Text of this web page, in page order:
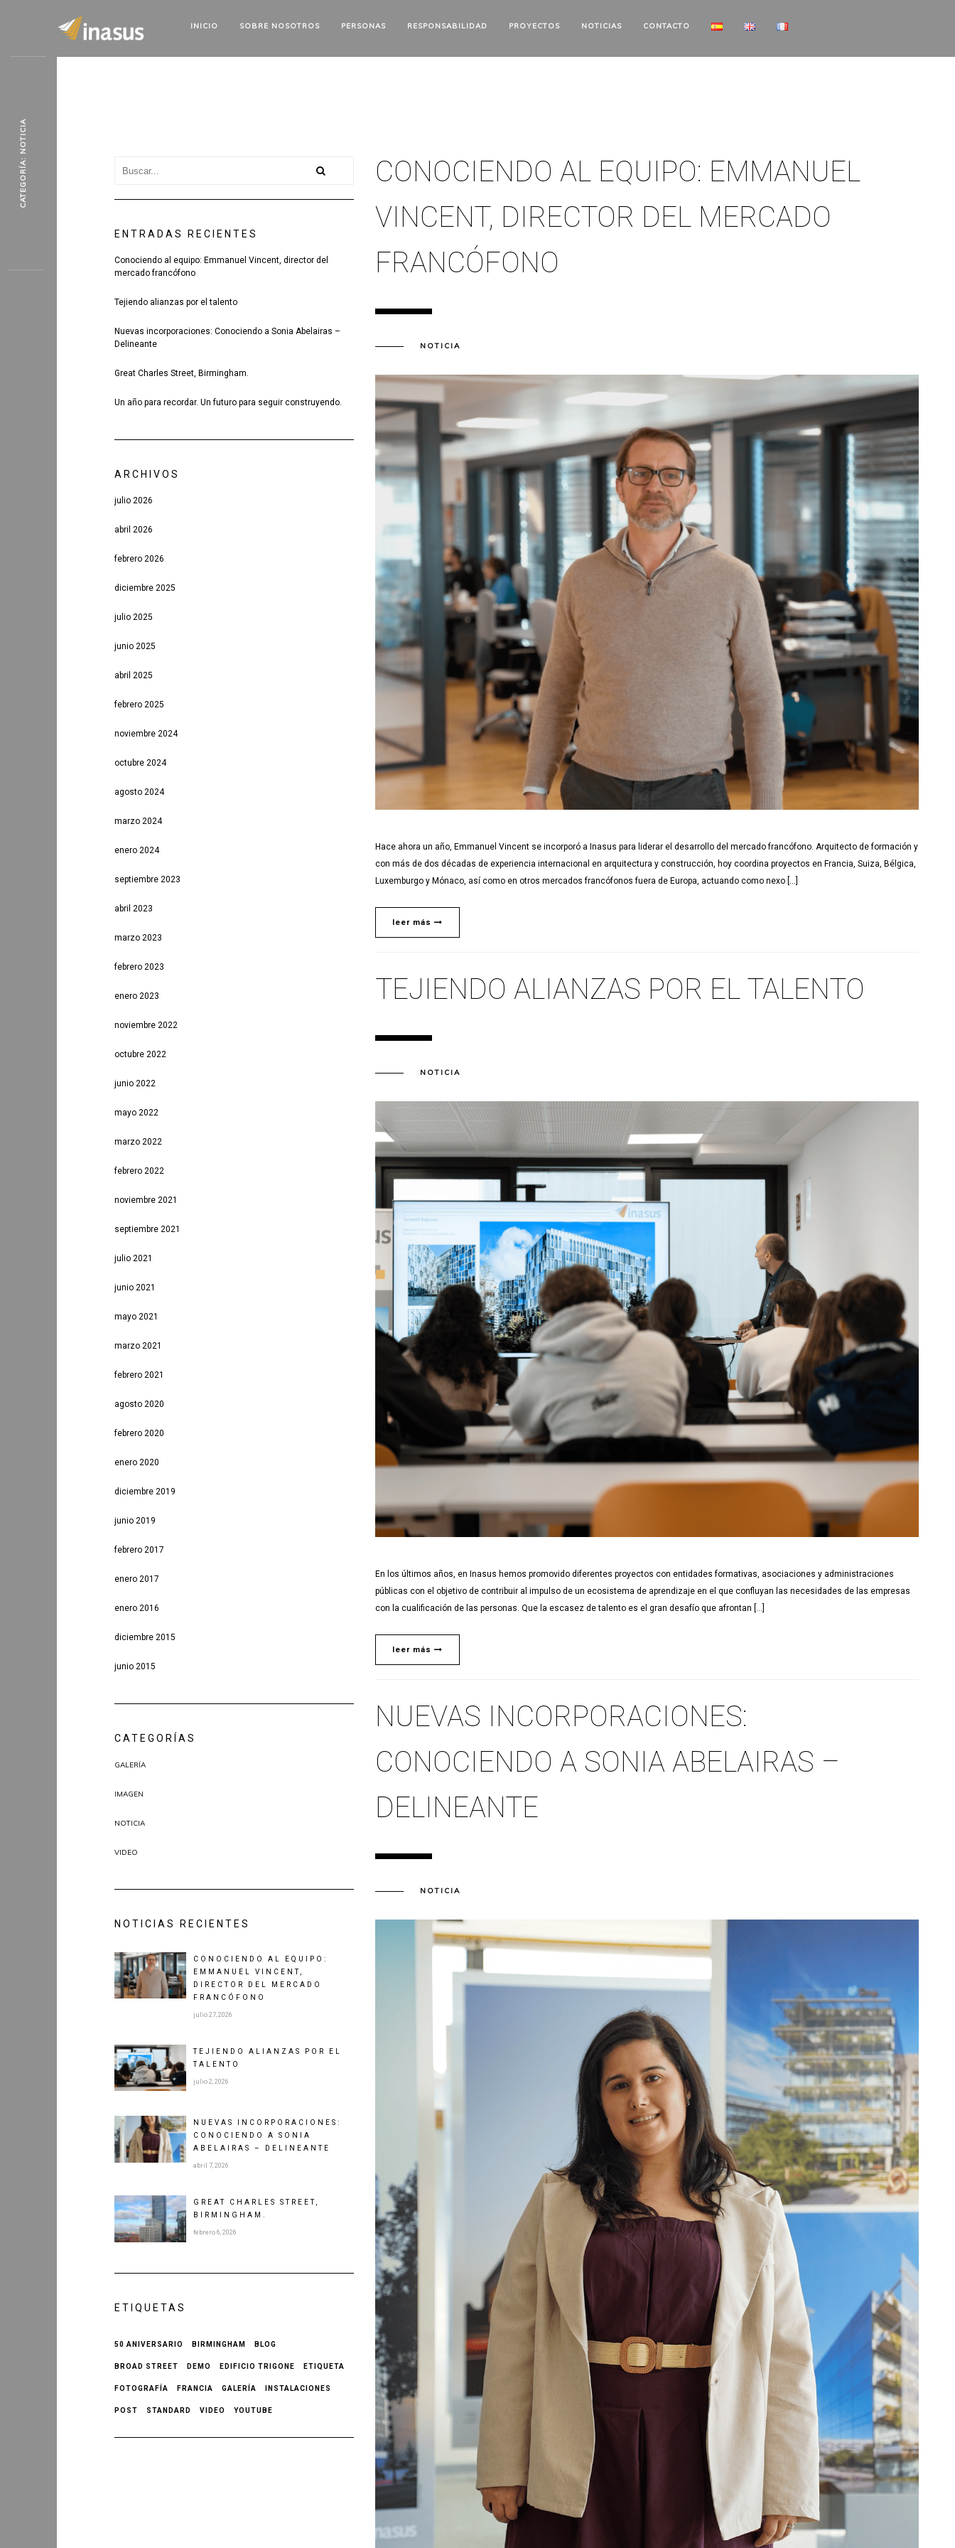
INICIO SOBRE NOSOTROS PERSONAS RESPONSABILIDAD PROYECTOS NOTICIAS CONTACTO
ENTRADAS RECIENTES
Conociendo al equipo: Emmanuel Vincent, director del
mercado francófono
Tejiendo alianzas por el talento
Nuevas incorporaciones: Conociendo a Sonia Abelairas –
Delineante
Great Charles Street, Birmingham.
Un año para recordar. Un futuro para seguir construyendo.
ARCHIVOS
julio 2026
abril 2026
febrero 2026
diciembre 2025
julio 2025
junio 2025
abril 2025
febrero 2025
noviembre 2024
octubre 2024
agosto 2024
marzo 2024
enero 2024
septiembre 2023
abril 2023
marzo 2023
febrero 2023
enero 2023
noviembre 2022
octubre 2022
junio 2022
mayo 2022
marzo 2022
febrero 2022
noviembre 2021
septiembre 2021
julio 2021
junio 2021
mayo 2021
marzo 2021
febrero 2021
agosto 2020
febrero 2020
enero 2020
diciembre 2019
junio 2019
febrero 2017
enero 2017
enero 2016
diciembre 2015
junio 2015
CATEGORÍAS
GALERÍA
IMAGEN
NOTICIA
VIDEO
NOTICIAS RECIENTES
CONOCIENDO AL EQUIPO:
EMMANUEL VINCENT,
DIRECTOR DEL MERCADO
FRANCÓFONO
julio 27, 2026
TEJIENDO ALIANZAS POR EL
TALENTO
julio 2, 2026
NUEVAS INCORPORACIONES:
CONOCIENDO A SONIA
ABELAIRAS – DELINEANTE
abril 7, 2026
GREAT CHARLES STREET,
BIRMINGHAM.
febrero 6, 2026
ETIQUETAS
50 ANIVERSARIO BIRMINGHAM BLOG
BROAD STREET DEMO EDIFICIO TRIGONE ETIQUETA
FOTOGRAFÍA FRANCIA GALERÍA INSTALACIONES
POST STANDARD VIDEO YOUTUBE
CONOCIENDO AL EQUIPO: EMMANUEL
VINCENT, DIRECTOR DEL MERCADO
FRANCÓFONO
NOTICIA
Hace ahora un año, Emmanuel Vincent se incorporó a Inasus para liderar el desarrollo del mercado francófono. Arquitecto de formación y
con más de dos décadas de experiencia internacional en arquitectura y construcción, hoy coordina proyectos en Francia, Suiza, Bélgica,
Luxemburgo y Mónaco, así como en otros mercados francófonos fuera de Europa, actuando como nexo […]
leer más
TEJIENDO ALIANZAS POR EL TALENTO
NOTICIA
En los últimos años, en Inasus hemos promovido diferentes proyectos con entidades formativas, asociaciones y administraciones
públicas con el objetivo de contribuir al impulso de un ecosistema de aprendizaje en el que confluyan las necesidades de las empresas
con la cualificación de las personas. Que la escasez de talento es el gran desafío que afrontan […]
leer más
NUEVAS INCORPORACIONES:
CONOCIENDO A SONIA ABELAIRAS –
DELINEANTE
NOTICIA
CATEGORÍA: NOTICIA